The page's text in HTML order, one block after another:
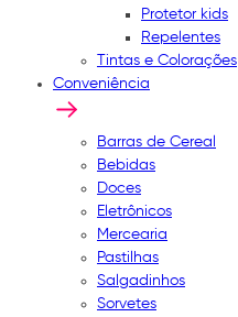
Protetor kids
Repelentes
Tintas e Colorações
Conveniência
Barras de Cereal
Bebidas
Doces
Eletrônicos
Mercearia
Pastilhas
Salgadinhos
Sorvetes